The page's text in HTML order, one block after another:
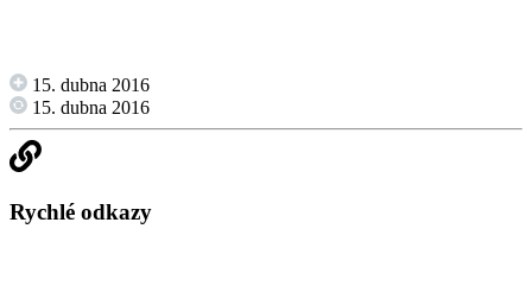
15. dubna 2016
15. dubna 2016
Rychlé odkazy